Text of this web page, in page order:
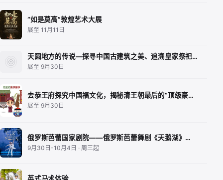
“如是莫高”敦煌艺术大展
展至 11月11日
天圆地方的传说—探寻中国古建筑之美、追溯皇家祭祀…
展至 9月30日
去恭王府探究中国福文化，揭秘清王朝最后的“顶级豪…
展至 9月30日
俄罗斯芭蕾国家剧院——俄罗斯芭蕾舞剧《天鹅湖》…
9月30日-10月4日 · 周三起